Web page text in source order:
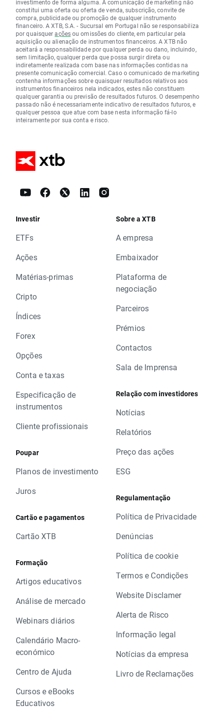
investimento de forma alguma. A comunicação de marketing não
constitui uma oferta ou oferta de venda, subscrição, convite de
compra, publicidade ou promoção de qualquer instrumento
financeiro. A XTB, S.A. - Sucursal em Portugal não se responsabiliza
por quaisqueraçõesou omissões do cliente, em particular pela
aquisição ou alienação de instrumentos financeiros. A XTB não
aceitará a responsabilidade por qualquer perda ou dano, incluindo,
sem limitação, qualquer perda que possa surgir direta ou
indiretamente realizada com base nas informações contidas na
presente comunicação comercial. Caso o comunicado de marketing
contenha informações sobre quaisquer resultados relativos aos
instrumentos financeiros nela indicados, estes não constituem
qualquer garantia ou previsão de resultados futuros. O desempenho
passado não é necessariamente indicativo de resultados futuros, e
qualquer pessoa que atue com base nesta informação fá-lo
inteiramente por sua conta e risco.
Investir
ETFs
Ações
Matérias-primas
Cripto
Índices
Forex
Opções
Conta e taxas
Especificação de
instrumentos
Cliente profissionais
Poupar
Planos de investimento
Juros
Cartão e pagamentos
Cartão XTB
Formação
Artigos educativos
Análise de mercado
Webinars diários
Calendário Macro-
económico
Centro de Ajuda
Cursos e eBooks
Educativos
Sobre a XTB
A empresa
Embaixador
Plataforma de
negociação
Parceiros
Prémios
Contactos
Sala de Imprensa
Relação com investidores
Notícias
Relatórios
Preço das ações
ESG
Regulamentação
Política de Privacidade
Denúncias
Política de cookie
Termos e Condições
Website Disclamer
Alerta de Risco
Informação legal
Notícias da empresa
Livro de Reclamações